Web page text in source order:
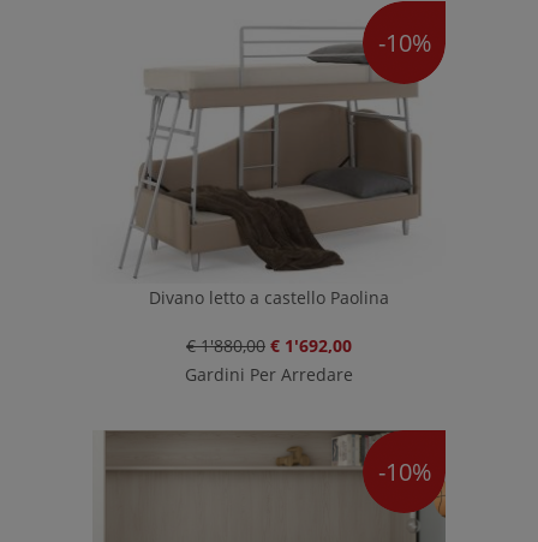
-10%
Divano letto a castello Paolina
€ 1'880,00 € 1'692,00
Gardini Per Arredare
-10%